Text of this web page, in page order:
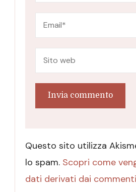
Questo sito utilizza
lo spam. Scopri come
dati derivati dai commenti